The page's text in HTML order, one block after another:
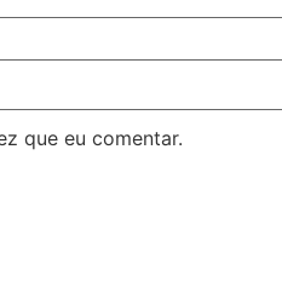
que eu comentar.